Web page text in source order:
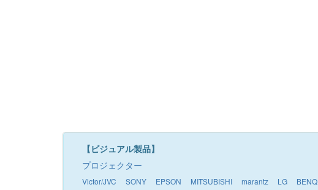
【ビジュアル製品】
プロジェクター
Victor/JVC SONY EPSON MITSUBISHI marantz LG BENQ